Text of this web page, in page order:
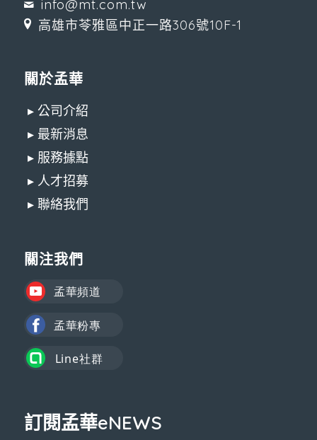
info@mt.com.tw
高雄市苓雅區中正一路306號10F-1
關於孟華
▸ 公司介紹
▸ 最新消息
▸ 服務據點
▸ 人才招募
▸ 聯絡我們
關注我們
訂閱孟華eNEWS